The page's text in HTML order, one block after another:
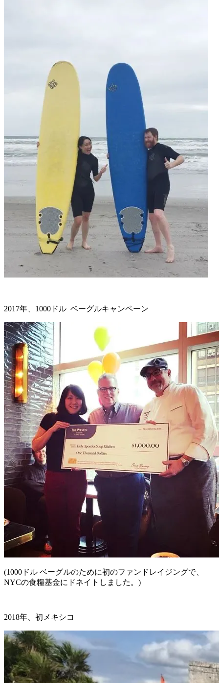
2017年、1000ドル ベーグルキャンペーン
(1000ドル ベーグルのために初のファンドレイジングで、
NYCの食糧基金にドネイトしました。)
2018年、初メキシコ